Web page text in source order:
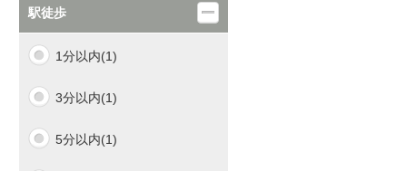
駅徒歩
1分以内(1)
3分以内(1)
5分以内(1)